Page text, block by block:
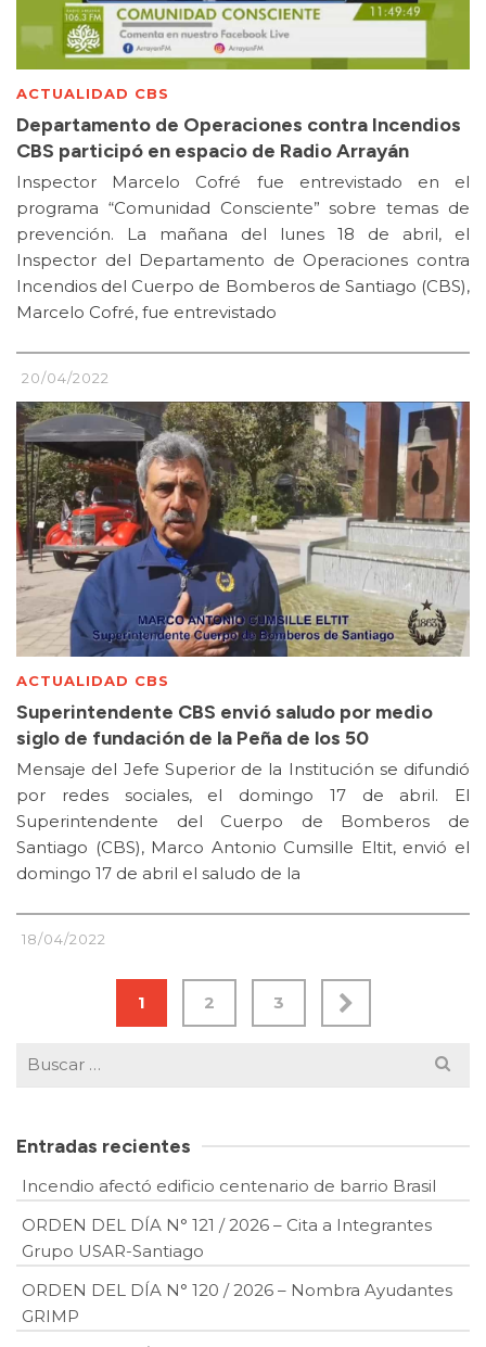
ACTUALIDAD CBS
Departamento de Operaciones contra Incendios
CBS participó en espacio de Radio Arrayán
Inspector Marcelo Cofré fue entrevistado en el
programa “Comunidad Consciente” sobre temas de
prevención. La mañana del lunes 18 de abril, el
Inspector del Departamento de Operaciones contra
Incendios del Cuerpo de Bomberos de Santiago (CBS),
Marcelo Cofré, fue entrevistado
20/04/2022
ACTUALIDAD CBS
Superintendente CBS envió saludo por medio
siglo de fundación de la Peña de los 50
Mensaje del Jefe Superior de la Institución se difundió
por redes sociales, el domingo 17 de abril. El
Superintendente del Cuerpo de Bomberos de
Santiago (CBS), Marco Antonio Cumsille Eltit, envió el
domingo 17 de abril el saludo de la
18/04/2022
1 2 3
Buscar
Entradas recientes
Incendio afectó edificio centenario de barrio Brasil
ORDEN DEL DÍA N° 121 / 2026 – Cita a Integrantes
Grupo USAR-Santiago
ORDEN DEL DÍA N° 120 / 2026 – Nombra Ayudantes
GRIMP